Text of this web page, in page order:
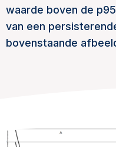
waarde boven de
van een
bovenstaande